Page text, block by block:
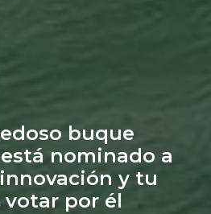
buque
nominado a
y tu
votar por él